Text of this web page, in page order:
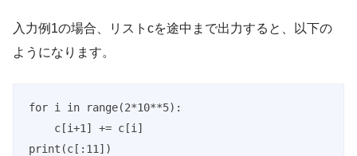
入力例1の場合、リストcを途中まで出力すると、以下の
ようになります。
for i in range(2*10**5):
c[i+1] += c[i]
print(c[:11])